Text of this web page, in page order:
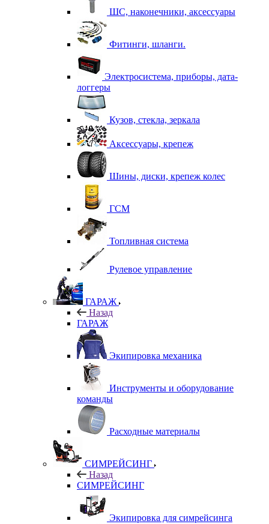
ШС, наконечники, аксессуары
Фитинги, шланги.
Электросистема, приборы, дата-
логгеры
Кузов, стекла, зеркала
Аксессуары, крепеж
Шины, диски, крепеж колес
ГСМ
Топливная система
Рулевое управление
ГАРАЖ
Назад
ГАРАЖ
Экипировка механика
Инструменты и оборудование
команды
Расходные материалы
СИМРЕЙСИНГ
Назад
СИМРЕЙСИНГ
Экипировка для симрейсинга